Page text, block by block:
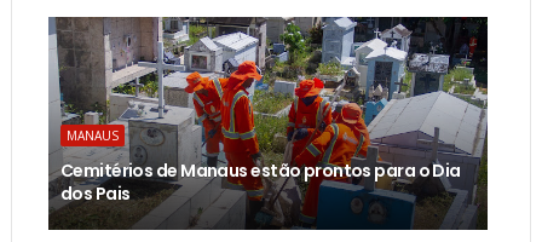
MANAUS
Cemitérios de Manaus estão prontos para o Dia
dos Pais